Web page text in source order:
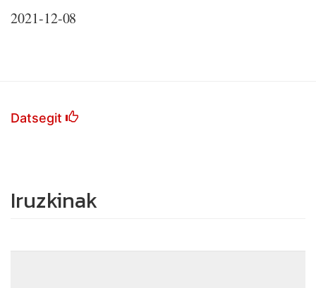
2021-12-08
Datsegit
Iruzkinak